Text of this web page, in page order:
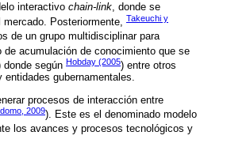
interactivo chain-link, donde se
Posteriormente, Takeuchi y
de un grupo multidisciplinar para
acumulación de conocimiento que se
según Hobday (2005) entre otros
gubernamentales.
procesos de interacción entre
2009). Este es el denominado modelo
los avances y procesos tecnológicos y